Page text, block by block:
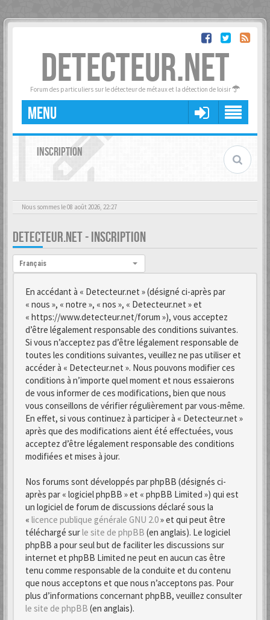
DETECTEUR.NET
Forum des particuliers sur le détecteur de métaux et la détection de loisir
MENU
INSCRIPTION
Nous sommes le 08 août 2026, 22:27
DETECTEUR.NET - INSCRIPTION
Langue :
Français
En accédant à « Detecteur.net » (désigné ci-après par
« nous », « notre », « nos », « Detecteur.net » et
« https://www.detecteur.net/forum »), vous acceptez
d’être légalement responsable des conditions suivantes.
Si vous n’acceptez pas d’être légalement responsable de
toutes les conditions suivantes, veuillez ne pas utiliser et
accéder à « Detecteur.net ». Nous pouvons modifier ces
conditions à n’importe quel moment et nous essaierons
de vous informer de ces modifications, bien que nous
vous conseillons de vérifier régulièrement par vous-même.
En effet, si vous continuez à participer à « Detecteur.net »
après que des modifications aient été effectuées, vous
acceptez d’être légalement responsable des conditions
modifiées et mises à jour.
Nos forums sont développés par phpBB (désignés ci-
après par « logiciel phpBB » et « phpBB Limited ») qui est
un logiciel de forum de discussions déclaré sous la
« licence publique générale GNU 2.0» et qui peut être
téléchargé surle site de phpBB (en anglais). Le logiciel
phpBB a pour seul but de faciliter les discussions sur
internet et phpBB Limited ne peut en aucun cas être
tenu comme responsable de la conduite et du contenu
que nous acceptons et que nous n’acceptons pas. Pour
plus d’informations concernant phpBB, veuillez consulter
le site de phpBB (en anglais).